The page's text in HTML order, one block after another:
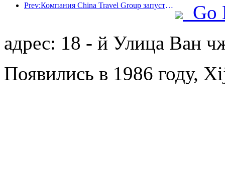
Prev:Компания China Travel Group запустила бренд 'China Travel Good Times' для расширения своего присутствия на рынке туризма для пожилых людей.
Go
адрес: 18 - й Улица Ван
Появились в 1986 году,